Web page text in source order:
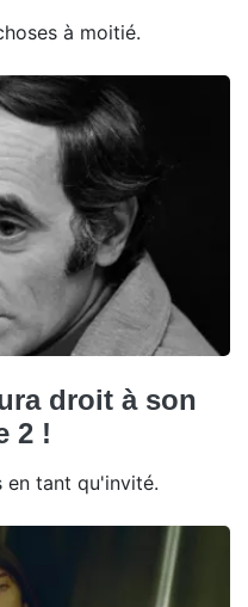
à moitié.
droit à son
2 !
en tant qu'invité.